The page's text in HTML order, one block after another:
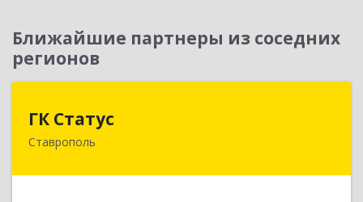
Ближайшие партнеры из соседних
регионов
ГК Статус
Ставрополь
355002, Ставропольский край, Ставрополь г,